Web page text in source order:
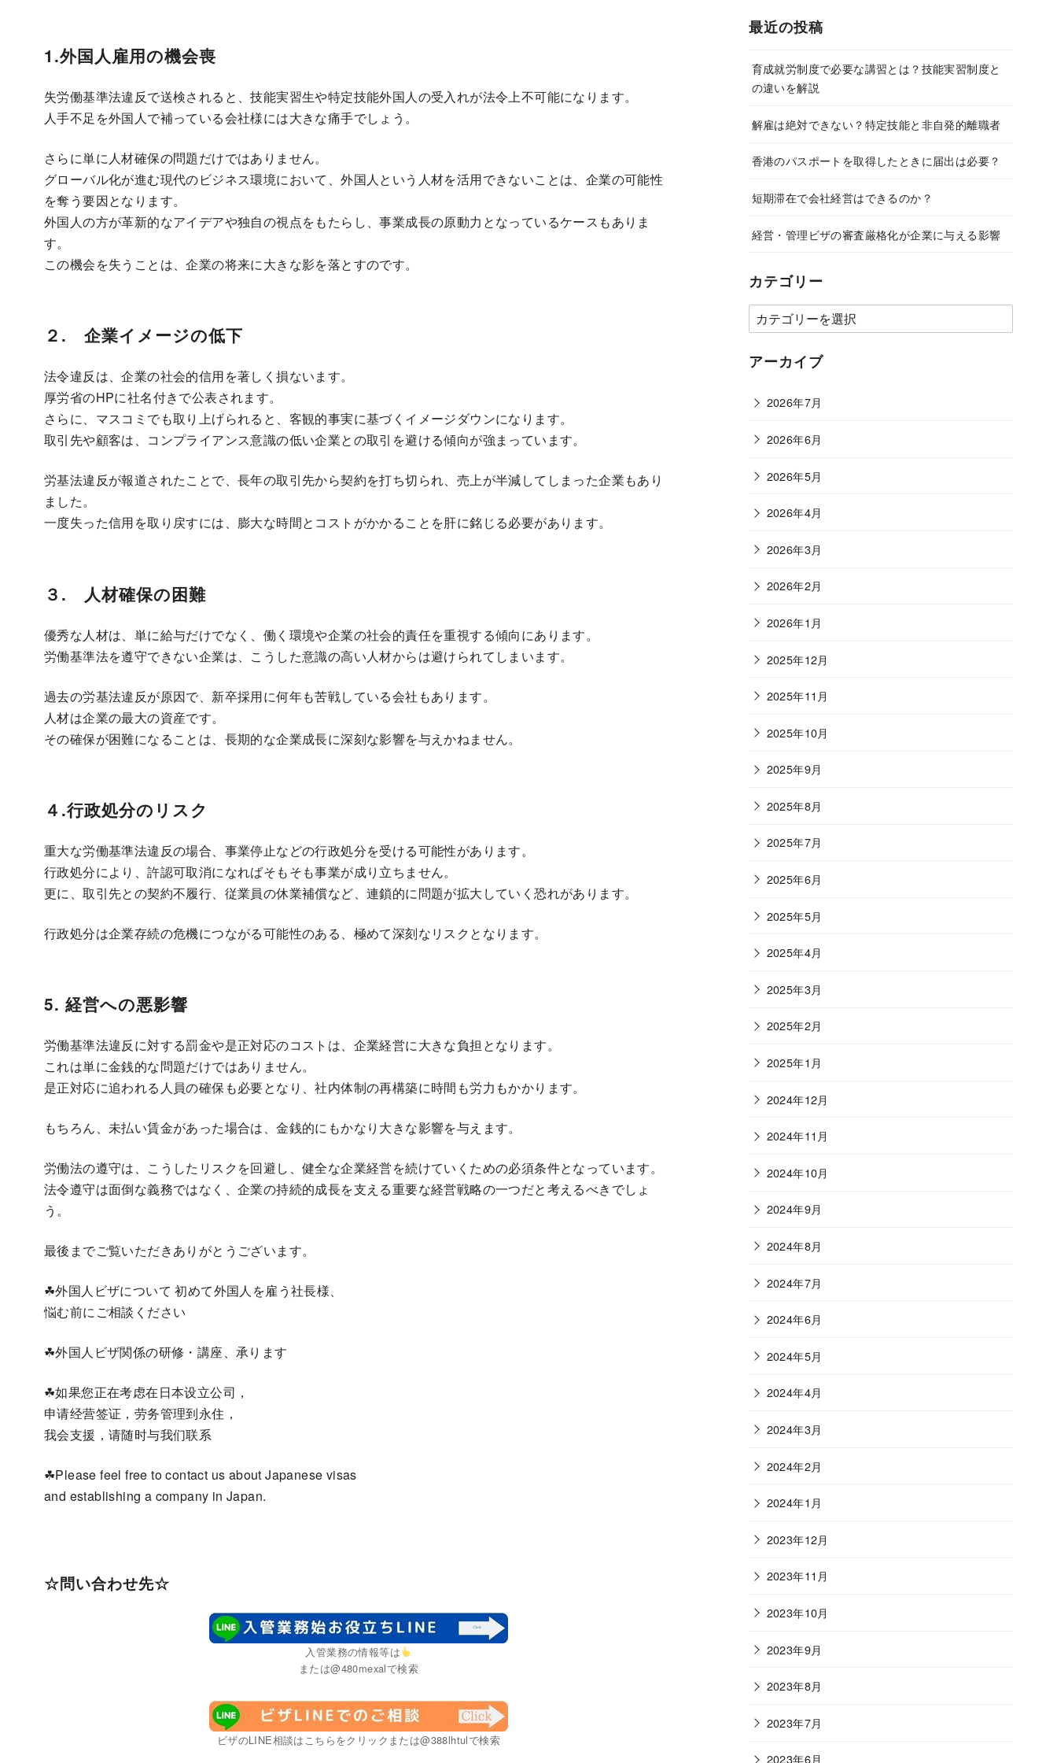
1.外国人雇用の機会喪
失労働基準法違反で送検されると、技能実習生や特定技能外国人の受入れが法令上不可能になります。
人手不足を外国人で補っている会社様には大きな痛手でしょう。
さらに単に人材確保の問題だけではありません。
グローバル化が進む現代のビジネス環境において、外国人という人材を活用できないことは、企業の可能性
を奪う要因となります。
外国人の方が革新的なアイデアや独自の視点をもたらし、事業成長の原動力となっているケースもありま
す。
この機会を失うことは、企業の将来に大きな影を落とすのです。
２. 企業イメージの低下
法令違反は、企業の社会的信用を著しく損ないます。
厚労省のHPに社名付きで公表されます。
さらに、マスコミでも取り上げられると、客観的事実に基づくイメージダウンになります。
取引先や顧客は、コンプライアンス意識の低い企業との取引を避ける傾向が強まっています。
労基法違反が報道されたことで、長年の取引先から契約を打ち切られ、売上が半減してしまった企業もあり
ました。
一度失った信用を取り戻すには、膨大な時間とコストがかかることを肝に銘じる必要があります。
３. 人材確保の困難
優秀な人材は、単に給与だけでなく、働く環境や企業の社会的責任を重視する傾向にあります。
労働基準法を遵守できない企業は、こうした意識の高い人材からは避けられてしまいます。
過去の労基法違反が原因で、新卒採用に何年も苦戦している会社もあります。
人材は企業の最大の資産です。
その確保が困難になることは、長期的な企業成長に深刻な影響を与えかねません。
４.行政処分のリスク
重大な労働基準法違反の場合、事業停止などの行政処分を受ける可能性があります。
行政処分により、許認可取消になればそもそも事業が成り立ちません。
更に、取引先との契約不履行、従業員の休業補償など、連鎖的に問題が拡大していく恐れがあります。
行政処分は企業存続の危機につながる可能性のある、極めて深刻なリスクとなります。
5. 経営への悪影響
労働基準法違反に対する罰金や是正対応のコストは、企業経営に大きな負担となります。
これは単に金銭的な問題だけではありません。
是正対応に追われる人員の確保も必要となり、社内体制の再構築に時間も労力もかかります。
もちろん、未払い賃金があった場合は、金銭的にもかなり大きな影響を与えます。
労働法の遵守は、こうしたリスクを回避し、健全な企業経営を続けていくための必須条件となっています。
法令遵守は面倒な義務ではなく、企業の持続的成長を支える重要な経営戦略の一つだと考えるべきでしょ
う。
最後までご覧いただきありがとうございます。
☘外国人ビザについて 初めて外国人を雇う社長様、
悩む前にご相談ください
☘外国人ビザ関係の研修・講座、承ります
☘如果您正在考虑在日本设立公司，
申请经营签证，劳务管理到永住，
我会支援，请随时与我们联系
☘Please feel free to contact us about Japanese visas
and establishing a company in Japan.
☆問い合わせ先☆
入管業務の情報等は
または@480mexalで検索
ビザのLINE相談はこちらをクリックまたは@388lhtulで検索
最近の投稿
育成就労制度で必要な講習とは？技能実習制度と
の違いを解説
解雇は絶対できない？特定技能と非自発的離職者
香港のパスポートを取得したときに届出は必要？
短期滞在で会社経営はできるのか？
経営・管理ビザの審査厳格化が企業に与える影響
カテゴリー
カ
テ
ゴ
ー
アーカイブ
2026年7月
2026年6月
2026年5月
2026年4月
2026年3月
2026年2月
2026年1月
2025年12月
2025年11月
2025年10月
2025年9月
2025年8月
2025年7月
2025年6月
2025年5月
2025年4月
2025年3月
2025年2月
2025年1月
2024年12月
2024年11月
2024年10月
2024年9月
2024年8月
2024年7月
2024年6月
2024年5月
2024年4月
2024年3月
2024年2月
2024年1月
2023年12月
2023年11月
2023年10月
2023年9月
2023年8月
2023年7月
2023年6月